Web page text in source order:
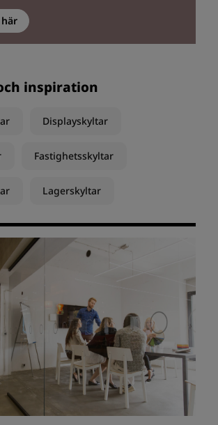
här
inspiration
Displayskyltar
Fastighetsskyltar
Lagerskyltar